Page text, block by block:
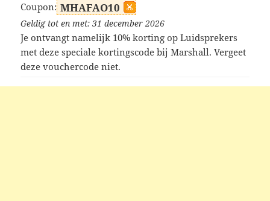
Coupon: MHAFAO10
Geldig tot en met: 31 december 2026
Je ontvangt namelijk 10% korting op Luidsprekers
met deze speciale kortingscode bij Marshall. Vergeet
deze vouchercode niet.